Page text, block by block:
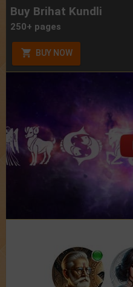
Buy Brihat Kundli
250+ pages
BUY NOW